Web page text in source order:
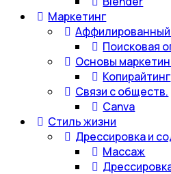
Маркетинг
Аффилированный
Поисковая
Основы
Копирайтинг
Связи с обществ.
Canva
Стиль жизни
Дрессировка и
Массаж